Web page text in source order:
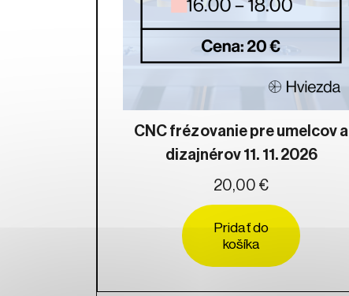
CNC frézovanie pre umelcov a
dizajnérov 11. 11. 2026
20,00 €
Pridať do
košíka